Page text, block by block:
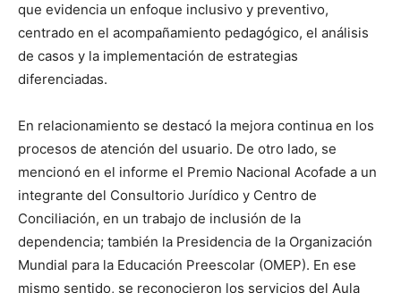
que evidencia un enfoque inclusivo y preventivo,
centrado en el acompañamiento pedagógico, el análisis
de casos y la implementación de estrategias
diferenciadas.
En relacionamiento se destacó la mejora continua en los
procesos de atención del usuario. De otro lado, se
mencionó en el informe el Premio Nacional Acofade a un
integrante del Consultorio Jurídico y Centro de
Conciliación, en un trabajo de inclusión de la
dependencia; también la Presidencia de la Organización
Mundial para la Educación Preescolar (OMEP). En ese
mismo sentido, se reconocieron los servicios del Aula